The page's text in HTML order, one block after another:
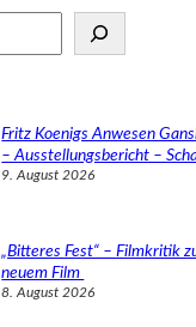
Fritz Koenigs Anwesen
– Ausstellungsbericht –
9. August 2026
„Bitteres Fest“ – Filmkritik
neuem Film
8. August 2026